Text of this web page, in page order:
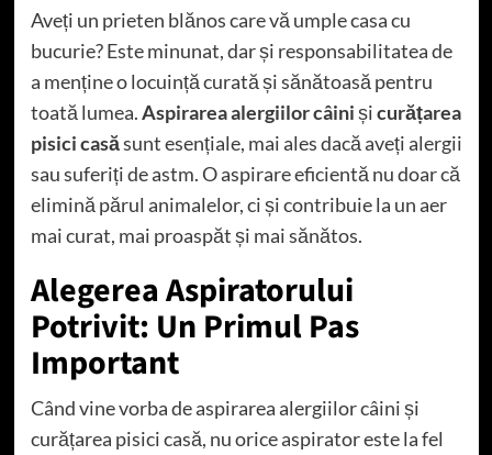
Aveți un prieten blănos care vă umple casa cu
bucurie? Este minunat, dar și responsabilitatea de
a menține o locuință curată și sănătoasă pentru
toată lumea.Aspirarea alergiilor câinișicurățarea
pisici casăsunt esențiale, mai ales dacă aveți alergii
sau suferiți de astm. O aspirare eficientă nu doar că
elimină părul animalelor, ci și contribuie la un aer
mai curat, mai proaspăt și mai sănătos.
Alegerea Aspiratorului
Potrivit: Un Primul Pas
Important
Când vine vorba de aspirarea alergiilor câini și
curățarea pisici casă, nu orice aspirator este la fel